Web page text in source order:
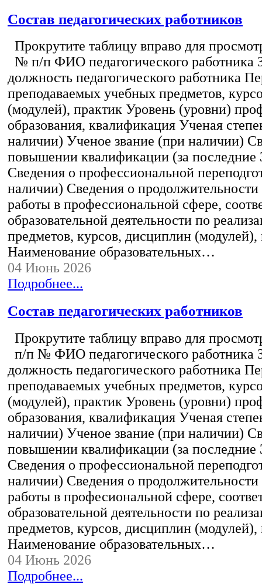
Состав педагогических работников
Прокрутите таблицу вправо для
№ п/п ФИО педагогического работника
должность педагогического работника
преподаваемых учебных предметов,
(модулей), практик Уровень (уровни)
образования, квалификация Ученая
наличии) Ученое звание (при наличии)
повышении квалификации (за последние
Сведения о профессиональной
наличии) Сведения о
работы в профессиональной сфере,
образовательной деятельности по
предметов, курсов, дисциплин (модулей),
Наименование образовательных…
04 Июнь 2026
Подробнее...
Состав педагогических работников
Прокрутите таблицу вправо для
п/п № ФИО педагогического работника
должность педагогического работника
преподаваемых учебных предметов,
(модулей), практик Уровень (уровни)
образования, квалификация Ученая
наличии) Ученое звание (при наличии)
повышении квалификации (за последние
Сведения о профессиональной
наличии) Сведения о
работы в професиональной сфере,
образовательной деятельности по
предметов, курсов, дисциплин (модулей),
Наименование образовательных…
04 Июнь 2026
Подробнее...